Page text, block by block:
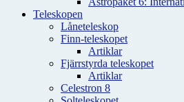
Teleskopen
Låneteleskop
Finn-teleskopet
Artiklar
Fjärrstyrda teleskopet
Artiklar
Celestron 8